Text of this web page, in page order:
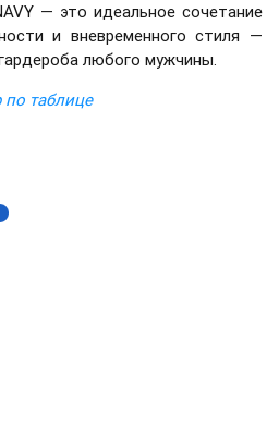
— это идеальное сочетание
и вневременного стиля —
любого мужчины.
по таблице